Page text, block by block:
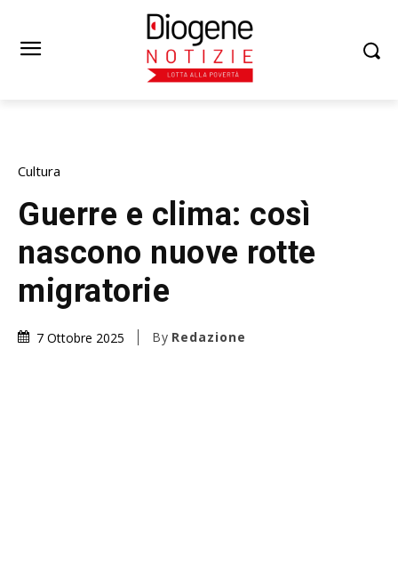
Cultura
Guerre e clima: così
nascono nuove rotte
migratorie
7 Ottobre 2025 By Redazione